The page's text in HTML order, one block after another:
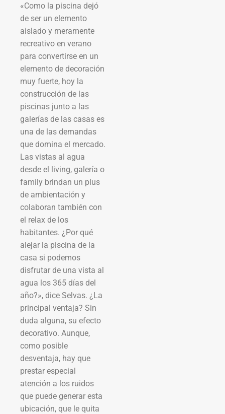
«Como la piscina dejó
de ser un elemento
aislado y meramente
recreativo en verano
para convertirse en un
elemento de decoración
muy fuerte, hoy la
construcción de las
piscinas junto a las
galerías de las casas es
una de las demandas
que domina el mercado.
Las vistas al agua
desde el living, galería o
family brindan un plus
de ambientación y
colaboran también con
el relax de los
habitantes. ¿Por qué
alejar la piscina de la
casa si podemos
disfrutar de una vista al
agua los 365 días del
año?», dice Selvas. ¿La
principal ventaja? Sin
duda alguna, su efecto
decorativo. Aunque,
como posible
desventaja, hay que
prestar especial
atención a los ruidos
que puede generar esta
ubicación, que le quita